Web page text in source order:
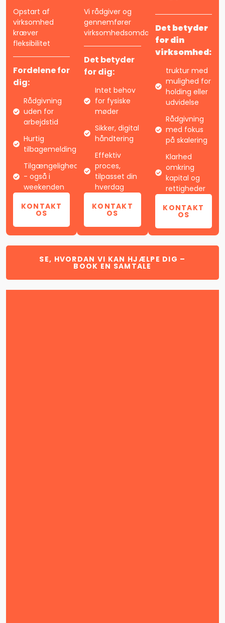
Opstart af
virksomhed
kræver
fleksibilitet
Fordelene for
dig:
Rådgivning
uden for
arbejdstid
Hurtig
tilbagemelding
Tilgængelighed
- også i
weekenden
KONTAKT
OS
Vi rådgiver og
gennemfører
virksomhedsomdannelsen.
Det betyder
for dig:
Intet behov
for fysiske
møder
Sikker, digital
håndtering
Effektiv
proces,
tilpasset din
hverdag
KONTAKT
OS
Det betyder
for din
virksomhed:
truktur med
mulighed for
holding eller
udvidelse
Rådgivning
med fokus
på skalering
Klarhed
omkring
kapital og
rettigheder
KONTAKT
OS
SE, HVORDAN VI KAN HJÆLPE DIG –
BOOK EN SAMTALE